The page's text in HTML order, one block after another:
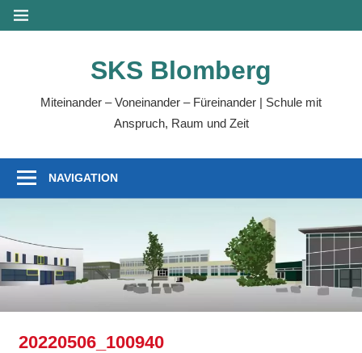
Zum
Inhalt
MENÜ
SKS Blomberg
Miteinander – Voneinander – Füreinander | Schule mit
Anspruch, Raum und Zeit
NAVIGATION
20220506_100940